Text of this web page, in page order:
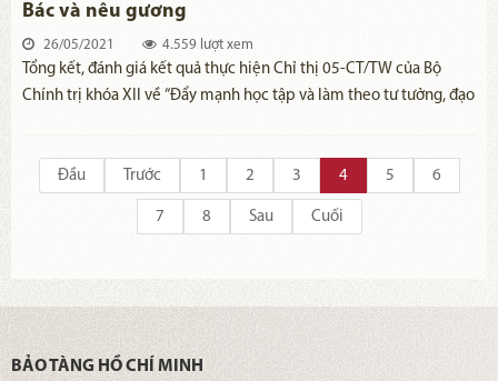
Bác và nêu gương
26/05/2021 4.559 lượt xem
Tổng kết, đánh giá kết quả thực hiện Chỉ thị 05-CT/TW của Bộ
Chính trị khóa XII về “Đẩy mạnh học tập và làm theo tư tưởng, đạo
số 05-CT/TW, ngày 15-5-2016 của Bộ Chính trị khóa XII về đẩy
mạnh học tập và làm theo tư tưởng, đạo đức, phong cách Hồ Chí
Minh” (Kết luận 01).
Đầu Trước 1 2 3 4 5 6
7 8 Sau Cuối
BẢO TÀNG HỒ CHÍ MINH